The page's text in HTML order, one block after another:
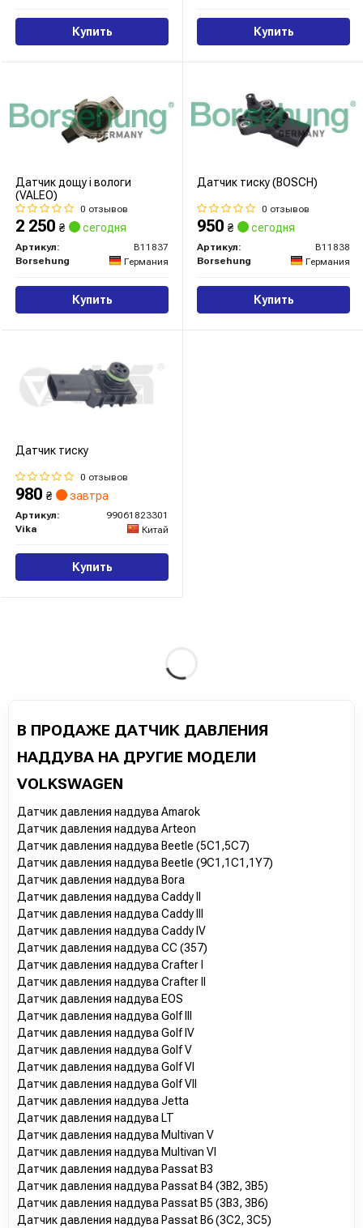
Купить Купить
Датчик дощу і вологи
(VALEO)
0 отзывов
2 250 ₴ сегодня
Артикул:
B11837
Borsehung
Германия
Купить
Датчик тиску (BOSCH)
0 отзывов
950 ₴ сегодня
Артикул:
B11838
Borsehung
Германия
Купить
Датчик тиску
0 отзывов
980 ₴ завтра
Артикул:
99061823301
Vika
Китай
Купить
В ПРОДАЖЕ ДАТЧИК ДАВЛЕНИЯ
НАДДУВА НА ДРУГИЕ МОДЕЛИ
VOLKSWAGEN
Датчик давления наддува Amarok
Датчик давления наддува Arteon
Датчик давления наддува Beetle (5C1,5C7)
Датчик давления наддува Beetle (9C1,1C1,1Y7)
Датчик давления наддува Bora
Датчик давления наддува Caddy II
Датчик давления наддува Caddy III
Датчик давления наддува Caddy IV
Датчик давления наддува CC (357)
Датчик давления наддува Crafter I
Датчик давления наддува Crafter II
Датчик давления наддува EOS
Датчик давления наддува Golf III
Датчик давления наддува Golf IV
Датчик давления наддува Golf V
Датчик давления наддува Golf VI
Датчик давления наддува Golf VII
Датчик давления наддува Jetta
Датчик давления наддува LT
Датчик давления наддува Multivan V
Датчик давления наддува Multivan VI
Датчик давления наддува Passat B3
Датчик давления наддува Passat B4 (3B2, 3B5)
Датчик давления наддува Passat B5 (3B3, 3B6)
Датчик давления наддува Passat B6 (3C2, 3C5)